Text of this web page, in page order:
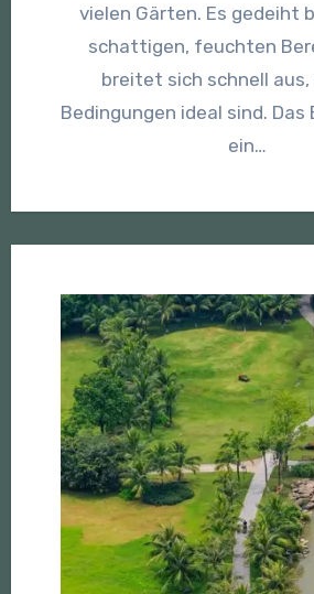
vielen Gärten. Es gedeiht
schattigen, feuchten
breitet sich schnell aus,
Bedingungen ideal sind. Das
ein…